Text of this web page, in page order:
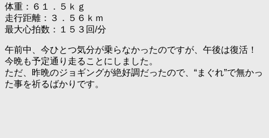
体重：６１．５ｋｇ
走行距離：３．５６ｋｍ
最大心拍数：１５３回/分
午前中、今ひとつ気分が乗らなかったのですが、午後は復活！
今晩も予定通り走ることにしました。
ただ、昨晩のジョギングが絶好調だったので、“まぐれ”で無かっ
た事を祈るばかりです。